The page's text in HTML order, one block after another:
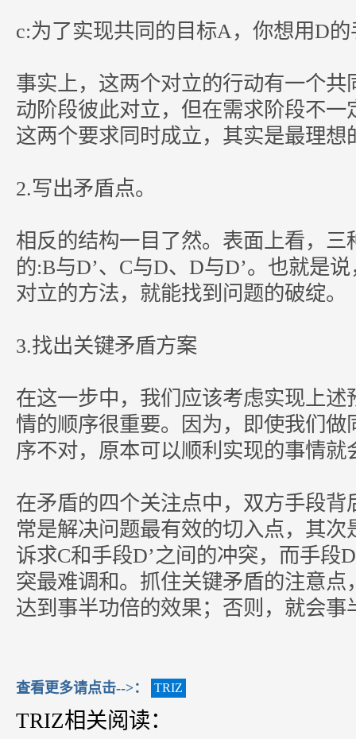
c:为了实现共同的目标A，你想用D
事实上，这两个对立的行动有一个共
动阶段彼此对立，但在需求阶段不一
这两个要求同时成立，其实是最理想
2.写出矛盾点。
相反的结构一目了然。表面上看，三
的:B与D’、C与D、D与D’。也就是
对立的方法，就能找到问题的破绽。
3.找出关键矛盾方案
在这一步中，我们应该考虑实现上述
情的顺序很重要。因为，即使我们做
序不对，原本可以顺利实现的事情就
在矛盾的四个关注点中，双方手段背
常是解决问题最有效的切入点，其次
诉求C和手段D’之间的冲突，而手段
突最难调和。抓住关键矛盾的注意点
达到事半功倍的效果；否则，就会事
查看更多请点击-->： TRIZ
TRIZ相关阅读：